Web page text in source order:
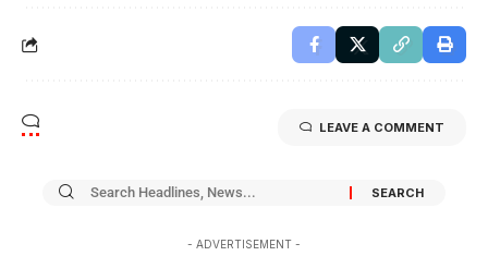
LEAVE A COMMENT
- ADVERTISEMENT -